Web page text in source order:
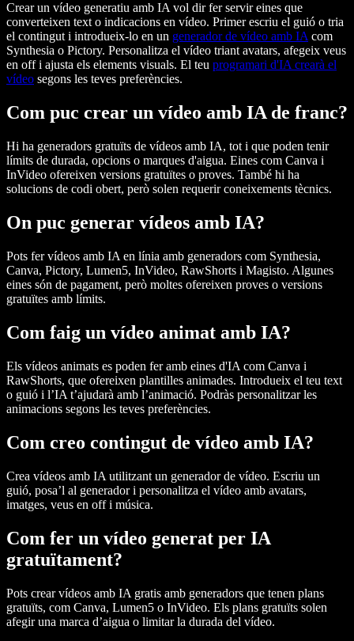
Crear un vídeo generatiu amb IA vol dir fer servir eines que
converteixen text o indicacions en vídeo. Primer escriu el guió o tria
el contingut i introdueix-lo en un generador de vídeo amb IAcom
Synthesia o Pictory. Personalitza el vídeo triant avatars, afegeix veus
en off i ajusta els elements visuals. El teu programari d'IA crearà el
vídeo segons les teves preferències.
Com puc crear un vídeo amb IA de franc?
Hi ha generadors gratuïts de vídeos amb IA, tot i que poden tenir
límits de durada, opcions o marques d'aigua. Eines com Canva i
InVideo ofereixen versions gratuïtes o proves. També hi ha
solucions de codi obert, però solen requerir coneixements tècnics.
On puc generar vídeos amb IA?
Pots fer vídeos amb IA en línia amb generadors com Synthesia,
Canva, Pictory, Lumen5, InVideo, RawShorts i Magisto. Algunes
eines són de pagament, però moltes ofereixen proves o versions
gratuïtes amb límits.
Com faig un vídeo animat amb IA?
Els vídeos animats es poden fer amb eines d'IA com Canva i
RawShorts, que ofereixen plantilles animades. Introdueix el teu text
o guió i l’IA t’ajudarà amb l’animació. Podràs personalitzar les
animacions segons les teves preferències.
Com creo contingut de vídeo amb IA?
Crea vídeos amb IA utilitzant un generador de vídeo. Escriu un
guió, posa’l al generador i personalitza el vídeo amb avatars,
imatges, veus en off i música.
Com fer un vídeo generat per IA
gratuïtament?
Pots crear vídeos amb IA gratis amb generadors que tenen plans
gratuïts, com Canva, Lumen5 o InVideo. Els plans gratuïts solen
afegir una marca d’aigua o limitar la durada del vídeo.